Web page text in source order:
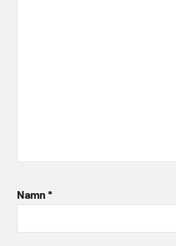
Namn *